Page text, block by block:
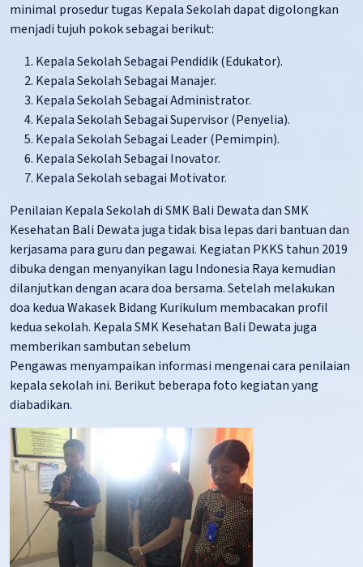
minimal prosedur tugas Kepala Sekolah dapat digolongkan
menjadi tujuh pokok sebagai berikut:
Kepala Sekolah Sebagai Pendidik (Edukator).
Kepala Sekolah Sebagai Manajer.
Kepala Sekolah Sebagai Administrator.
Kepala Sekolah Sebagai Supervisor (Penyelia).
Kepala Sekolah Sebagai Leader (Pemimpin).
Kepala Sekolah Sebagai Inovator.
Kepala Sekolah sebagai Motivator.
Penilaian Kepala Sekolah di SMK Bali Dewata dan SMK
Kesehatan Bali Dewata juga tidak bisa lepas dari bantuan dan
kerjasama para guru dan pegawai. Kegiatan PKKS tahun 2019
dibuka dengan menyanyikan lagu Indonesia Raya kemudian
dilanjutkan dengan acara doa bersama. Setelah melakukan
doa kedua Wakasek Bidang Kurikulum membacakan profil
kedua sekolah. Kepala SMK Kesehatan Bali Dewata juga
memberikan sambutan sebelum
Pengawas menyampaikan informasi mengenai cara penilaian
kepala sekolah ini. Berikut beberapa foto kegiatan yang
diabadikan.